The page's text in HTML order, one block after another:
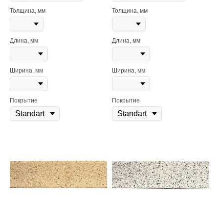
Толщина, мм
Длина, мм
Ширина, мм
Покрытие
Толщина, мм
Длина, мм
Ширина, мм
Покрытие